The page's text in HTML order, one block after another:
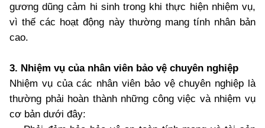
gương dũng cảm hi sinh trong khi thực hiện nhiệm vụ,
vì thế các hoạt động này thường mang tính nhân bản
cao.
3. Nhiệm vụ của nhân viên bảo vệ chuyên nghiệp
Nhiệm vụ của các nhân viên bảo vệ chuyên nghiệp là
thường phải hoàn thành những công việc và nhiệm vụ
cơ bản dưới đây: